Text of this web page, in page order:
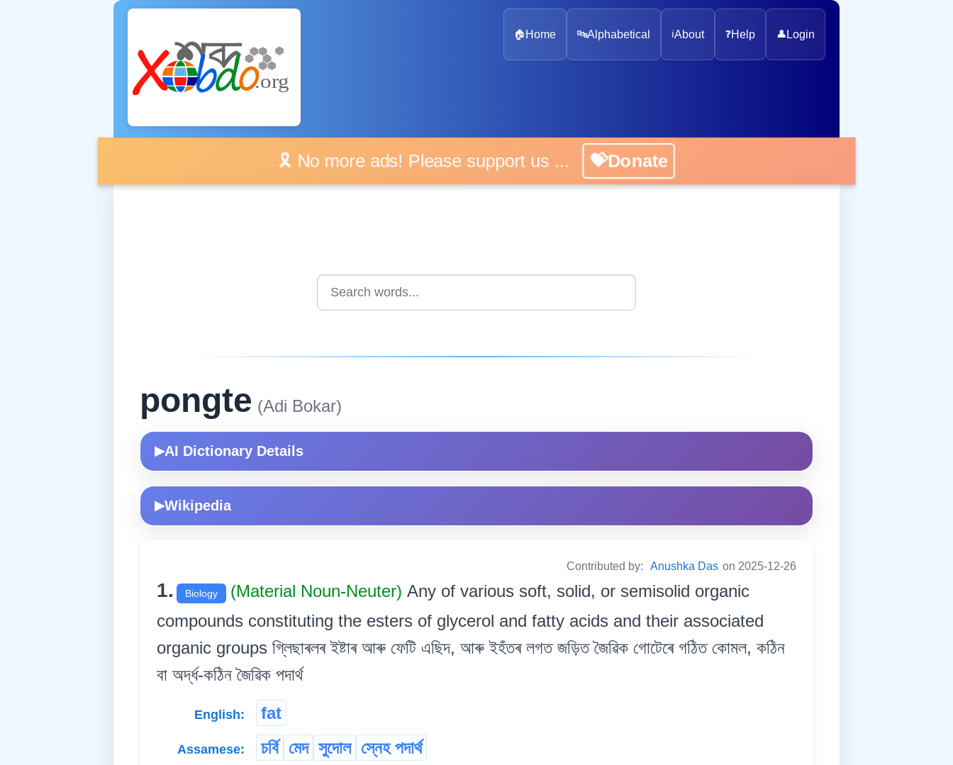
🏠 Home 🔤Alphabetical ℹ️About ❓Help 👤 Login
🎗️ No more ads! Please support us ... 💝Donate
pongte (Adi Bokar)
▶AI Dictionary Details
▶Wikipedia
Contributed by: Anushka Das on 2025-12-26
1. Biology (Material Noun-Neuter) Any of various soft, solid, or semisolid organic
compounds constituting the esters of glycerol and fatty acids and their associated
organic groups গ্লিছাৰলৰ ইষ্টাৰ আৰু ফেটি এছিদ, আৰু ইহঁতৰ লগত জড়িত জৈৱিক গোটেৰে গঠিত কোমল, কঠিন
বা অৰ্দ্ধ-কঠিন জৈৱিক পদাৰ্থ
English: fat
Assamese: চৰ্বি মেদ সুদোল স্নেহ পদাৰ্থ